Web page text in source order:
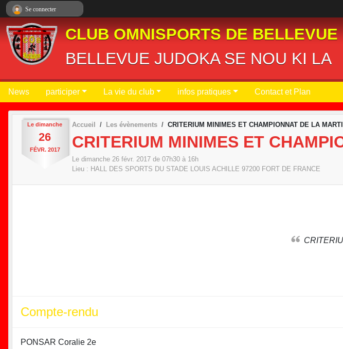
CLUB OMNISPORTS DE BELLEVUE
BELLEVUE JUDOKA SE NOU KI LA
News participer La vie du club infos pratiques Contact et Plan
Le dimanche
26
FÉVR. 2017
Accueil Les évènements CRITERIUM MINIMES ET CHAMPIONNAT DE LA
CRITERIUM MINIMES ET
Le dimanche 26 févr. 2017 de 07h30 à 16h
Lieu : HALL DES SPORTS DU STADE LOUIS ACHILLE 97200 FORT DE FRANCE
Compte-rendu
PONSAR Coralie 2e
Se connecter
Panneau de gestion des cookies